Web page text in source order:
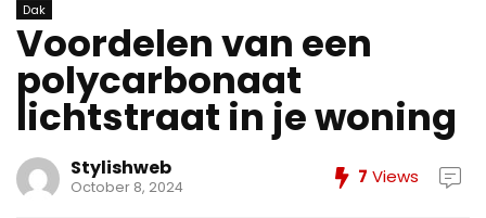
Dak
Voordelen van een
polycarbonaat
lichtstraat in je woning
Stylishweb
October 8, 2024 7 Views